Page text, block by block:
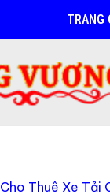
TRANG
Cho Thuê Xe Tải